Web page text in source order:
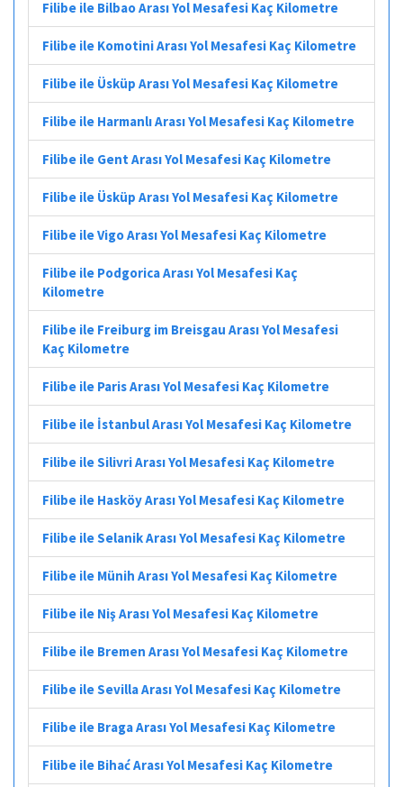
Filibe ile Bilbao Arası Yol Mesafesi Kaç Kilometre
Filibe ile Komotini Arası Yol Mesafesi Kaç Kilometre
Filibe ile Üsküp Arası Yol Mesafesi Kaç Kilometre
Filibe ile Harmanlı Arası Yol Mesafesi Kaç Kilometre
Filibe ile Gent Arası Yol Mesafesi Kaç Kilometre
Filibe ile Üsküp Arası Yol Mesafesi Kaç Kilometre
Filibe ile Vigo Arası Yol Mesafesi Kaç Kilometre
Filibe ile Podgorica Arası Yol Mesafesi Kaç
Kilometre
Filibe ile Freiburg im Breisgau Arası Yol Mesafesi
Kaç Kilometre
Filibe ile Paris Arası Yol Mesafesi Kaç Kilometre
Filibe ile İstanbul Arası Yol Mesafesi Kaç Kilometre
Filibe ile Silivri Arası Yol Mesafesi Kaç Kilometre
Filibe ile Hasköy Arası Yol Mesafesi Kaç Kilometre
Filibe ile Selanik Arası Yol Mesafesi Kaç Kilometre
Filibe ile Münih Arası Yol Mesafesi Kaç Kilometre
Filibe ile Niş Arası Yol Mesafesi Kaç Kilometre
Filibe ile Bremen Arası Yol Mesafesi Kaç Kilometre
Filibe ile Sevilla Arası Yol Mesafesi Kaç Kilometre
Filibe ile Braga Arası Yol Mesafesi Kaç Kilometre
Filibe ile Bihać Arası Yol Mesafesi Kaç Kilometre